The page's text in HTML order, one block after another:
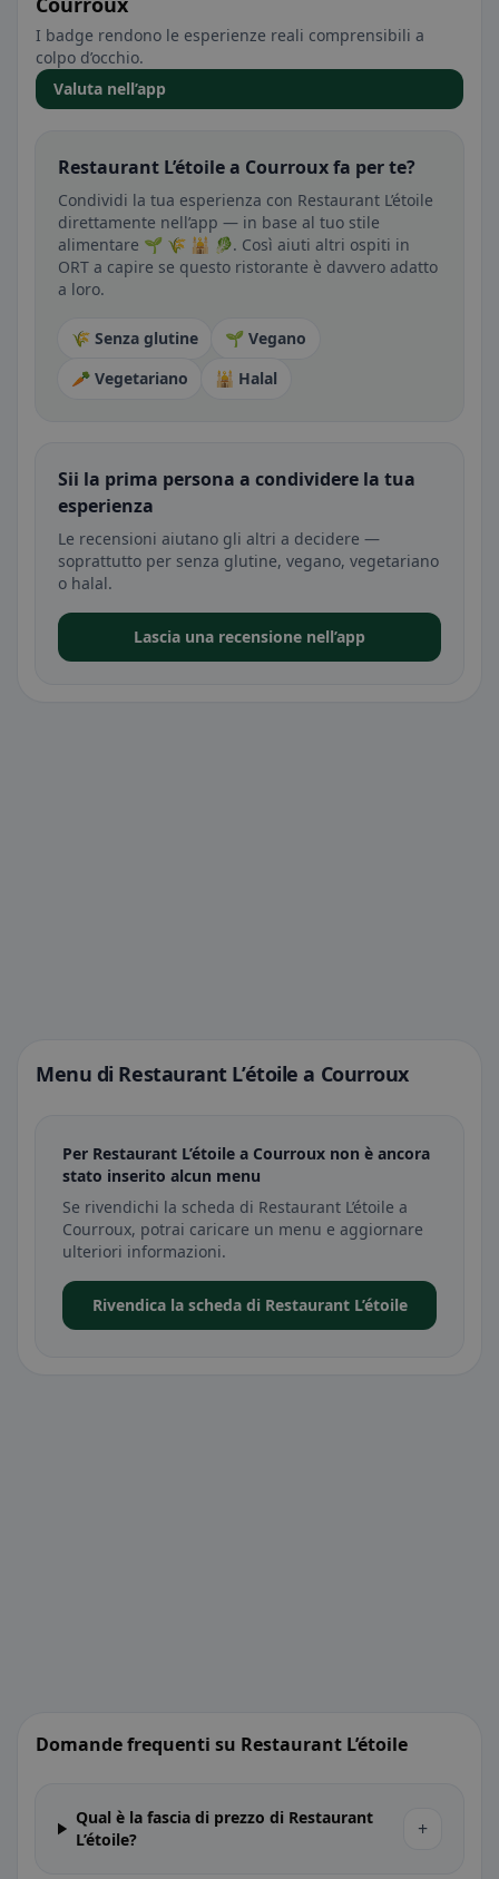
I badge rendono le esperienze reali comprensibili a
colpo d’occhio.
Valuta nell’app
Restaurant L’étoile a Courroux fa per te?
Condividi la tua esperienza con Restaurant L’étoile
direttamente nell’app — in base al tuo stile
alimentare 🌱 🌾 🕌 🥬. Così aiuti altri ospiti in
ORT a capire se questo ristorante è davvero adatto
a loro.
🌾 Senza glutine
🌱 Vegano
🥕 Vegetariano
🕌 Halal
Sii la prima persona a condividere la tua
esperienza
Le recensioni aiutano gli altri a decidere —
soprattutto per senza glutine, vegano, vegetariano
o halal.
Lascia una recensione nell’app
Menu di Restaurant L’étoile a Courroux
Per Restaurant L’étoile a Courroux non è ancora
stato inserito alcun menu
Se rivendichi la scheda di Restaurant L’étoile a
Courroux, potrai caricare un menu e aggiornare
ulteriori informazioni.
Rivendica la scheda di Restaurant L’étoile
Domande frequenti su Restaurant L’étoile
Qual è la fascia di prezzo di Restaurant
L’étoile?
+